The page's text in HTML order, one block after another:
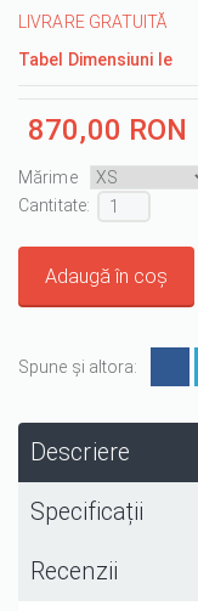
LIVRARE GRATUITĂ
Tabel Dimensiuni Ie
870,00 RON
Mărime
Cantitate :
Spune și altora:
Descriere
Specificații
Recenzii